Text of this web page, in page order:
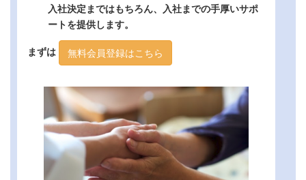
入社決定まではもちろん、入社までの手厚いサポ
ートを提供します。
まずは
無料会員登録はこちら